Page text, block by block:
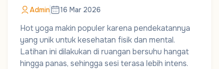
Admin 16 Mar 2026
Hot yoga makin populer karena pendekatannya
yang unik untuk kesehatan fisik dan mental.
Latihan ini dilakukan di ruangan bersuhu hangat
hingga panas, sehingga sesi terasa lebih intens.